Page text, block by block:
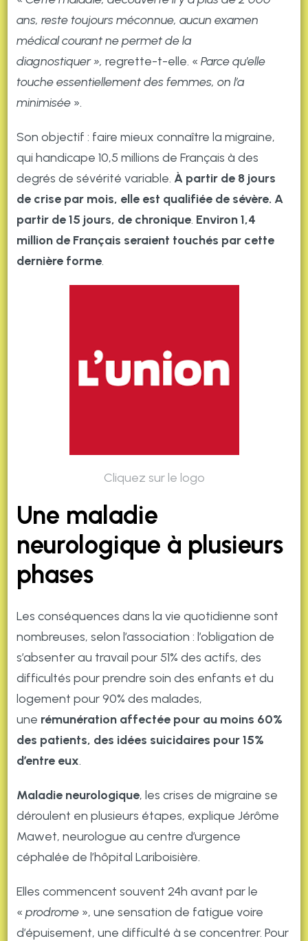
ans, reste toujours méconnue, aucun examen
médical courant ne permet de la
diagnostiquer », regrette-t-elle. « Parce qu’elle
touche essentiellement des femmes, on l’a
minimisée».
Son objectif : faire mieux connaître la migraine,
qui handicape 10,5 millions de Français à des
degrés de sévérité variable. À partir de 8 jours
de crise par mois, elle est qualifiée de sévère. A
partir de 15 jours, de chronique. Environ 1,4
million de Français seraient touchés par cette
dernière forme.
Cliquez sur le logo
Une maladie
neurologique à plusieurs
phases
Les conséquences dans la vie quotidienne sont
nombreuses, selon l’association : l’obligation de
s’absenter au travail pour 51% des actifs, des
difficultés pour prendre soin des enfants et du
logement pour 90% des malades,
une rémunération affectée pour au moins 60%
des patients, des idées suicidaires pour 15%
d’entre eux.
Maladie neurologique, les crises de migraine se
déroulent en plusieurs étapes, explique Jérôme
Mawet, neurologue au centre d’urgence
céphalée de l’hôpital Lariboisière.
Elles commencent souvent 24h avant par le
« prodrome», une sensation de fatigue voire
d’épuisement, une difficulté à se concentrer. Pour